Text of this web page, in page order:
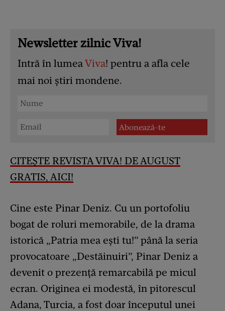
Newsletter zilnic Viva!
Intră în lumeaViva! pentru a afla cele
mai noi știri mondene.
CITEȘTE REVISTA VIVA! DE AUGUST
GRATIS, AICI!
Cine este Pinar Deniz. Cu un portofoliu
bogat de roluri memorabile, de la drama
istorică „Patria mea ești tu!” până la seria
provocatoare „Destăinuiri”, Pinar Deniz a
devenit o prezență remarcabilă pe micul
ecran. Originea ei modestă, în pitorescul
Adana, Turcia, a fost doar începutul unei